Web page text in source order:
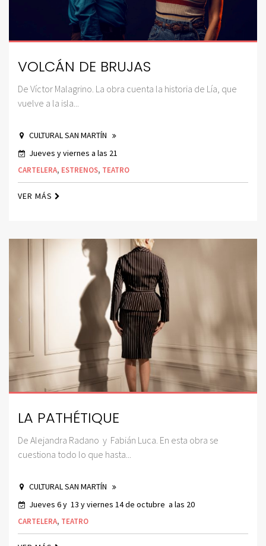
VOLCÁN DE BRUJAS
De Víctor Malagrino. La obra cuenta la historia de Lía, que
vuelve a la isla...
CULTURAL SAN MARTÍN
Jueves y viernes a las 21
CARTELERA, ESTRENOS, TEATRO
VER MÁS
LA PATHÉTIQUE
De Alejandra Radano y Fabián Luca. En esta obra se
cuestiona todo lo que hasta...
CULTURAL SAN MARTÍN
Jueves 6 y 13 y viernes 14 de octubre a las 20
CARTELERA, TEATRO